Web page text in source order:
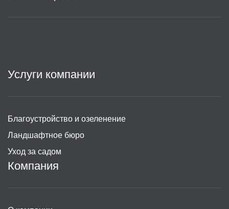
Услуги компании
Благоустройство и озеленение
Ландшафтное бюро
Уход за садом
Компания